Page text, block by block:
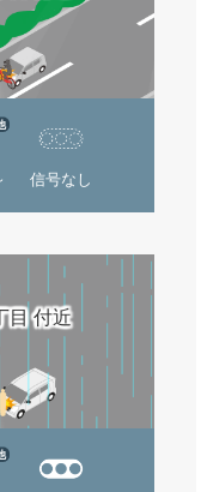
信号なし
目 付近